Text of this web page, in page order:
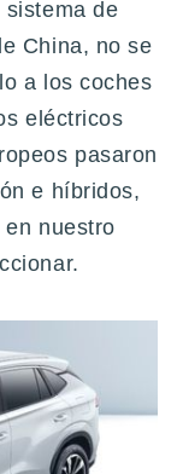
sistema de
China, no se
a los coches
eléctricos
pasaron
e híbridos,
nuestro